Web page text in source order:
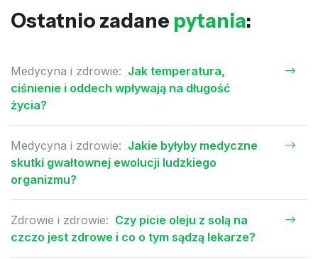
Ostatnio zadane pytania:
Medycyna i zdrowie: Jak temperatura,
ciśnienie i oddech wpływają na długość
życia?
Medycyna i zdrowie: Jakie byłyby medyczne
skutki gwałtownej ewolucji ludzkiego
organizmu?
Zdrowie i zdrowie: Czy picie oleju z solą na
czczo jest zdrowe i co o tym sądzą lekarze?